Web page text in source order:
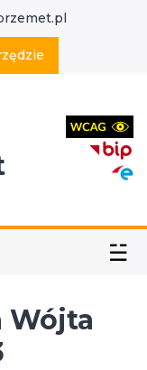
☱
Wójta